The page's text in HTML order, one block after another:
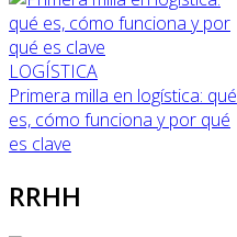
LOGÍSTICA
Primera milla en logística: qué
es, cómo funciona y por qué
es clave
RRHH